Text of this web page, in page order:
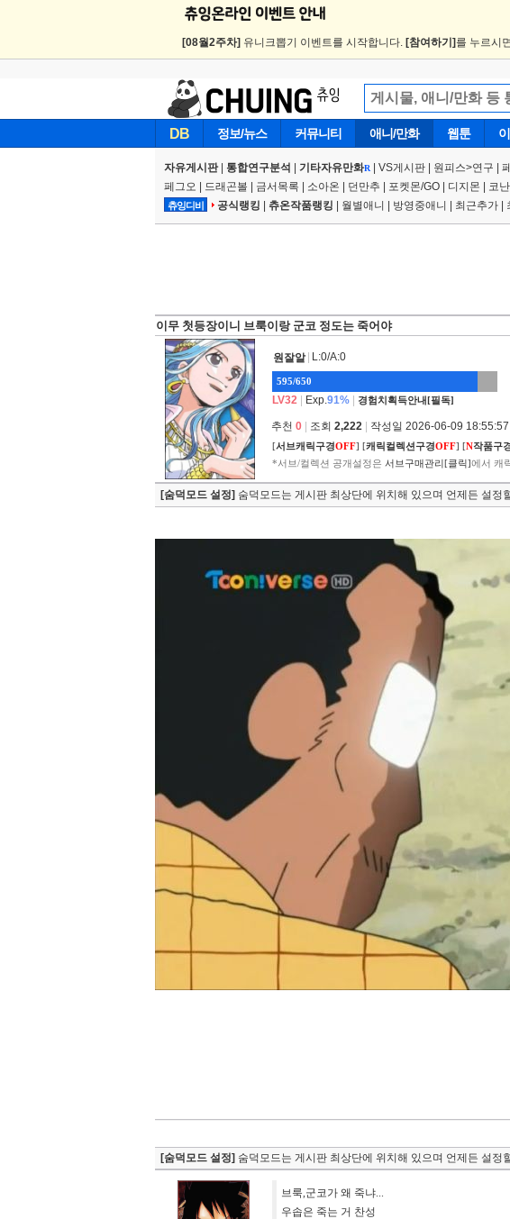
[08월2주차] 유니크뽑기 이벤트를 시작합니다. [참여하기] 를 누르시
DB 정보/뉴스 커뮤니티 애니/만화 웹툰
자유게시판| 통합연구분석 기타자유만화R| VS게시판 원피스>연구
페그오
드래곤볼 금서목록 소아온 던만추 포켓몬/GO 디지몬 코난
츄잉디비 공식랭킹 츄온작품랭킹 월별애니 방영중애니 최근추가
이무 첫등장이니 브룩이랑 군코 정도는 죽어야
원잘알 L:0/A:0
595/650
LV32 Exp.91% 경험치획득안내[필독]
추천 0 조회 2,222 작성일 2026-06-09 18:55:57
[서브캐릭구경OFF] [캐릭컬렉션구경OFF] [N작품구
*서브/컬렉션 공개설정은 서브구매관리[클릭]에서 캐
[숨덕모드 설정] 숨덕모드는 게시판 최상단에 위치해 있으며 언제든 설정
[숨덕모드 설정] 숨덕모드는 게시판 최상단에 위치해 있으며 언제든 설정
브룩,군코가 왜 죽냐...
우솝은 죽는 거 찬성